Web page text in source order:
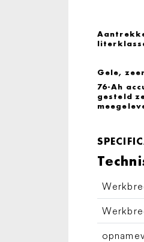
Gele,
76-Ah
gesteld